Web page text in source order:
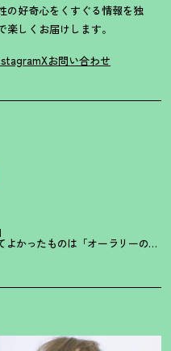
の好奇心をくすぐる情報を独
楽しくお届けします。
Xお問い合わせ
よかったものは「オーラリーのポ